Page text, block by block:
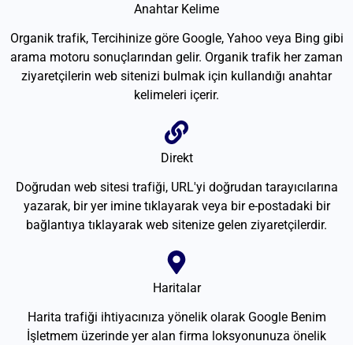
Anahtar Kelime
Organik trafik, Tercihinize göre Google, Yahoo veya Bing gibi
arama motoru sonuçlarından gelir. Organik trafik her zaman
ziyaretçilerin web sitenizi bulmak için kullandığı anahtar
kelimeleri içerir.
Direkt
Doğrudan web sitesi trafiği, URL'yi doğrudan tarayıcılarına
yazarak, bir yer imine tıklayarak veya bir e-postadaki bir
bağlantıya tıklayarak web sitenize gelen ziyaretçilerdir.
Haritalar
Harita trafiği ihtiyacınıza yönelik olarak Google Benim
İşletmem üzerinde yer alan firma loksyonunuza önelik